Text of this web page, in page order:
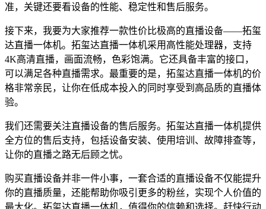
准，关键还要看设备的性能、稳定性和售后服务。
接下来，我要为大家推荐一款性价比极高的直播设备——拓玺
达直播一体机。拓玺达直播一体机采用高性能处理器，支持
4K高清直播，画面流畅，色彩饱满。它还具备丰富的接口，
可以满足各种直播需求。最重要的是，拓玺达直播一体机的价
格非常亲民，让你在低成本投入的同时享受到高品质的直播体
验。
我们还需要关注直播设备的售后服务。拓玺达直播一体机提供
全方位的售后支持，包括设备安装、使用培训、故障排查等，
让你的直播之路无后顾之忧。
购买直播设备并非一件小事，一套合适的直播设备不仅能提升
你的直播质量，还能帮助你吸引更多的粉丝，实现个人价值的
最大化。拓玺达直播一体机，值得你的信赖和选择。赶快行动